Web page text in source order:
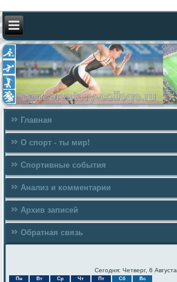
Главная
О спорт - ты мир!
Спортивные события
Анализ и комментарии
Архив записей
Обратная связь
Сегодня: Четверг, 6 Августа
Пн Вт Ср Чт Пт Сб Вс